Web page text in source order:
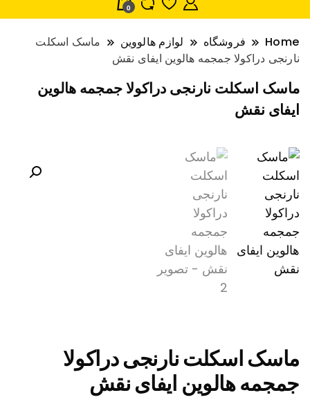
0
Home فروشگاه لوازم هالووین
ماسک اسکلت
نارنجی دراکولا جمجمه هالوین ایفای نقش
ماسک اسکلت نارنجی دراکولا جمجمه هالوین
ایفای نقش
ماسک اسکلت نارنجی دراکولا
جمجمه هالوین ایفای نقش